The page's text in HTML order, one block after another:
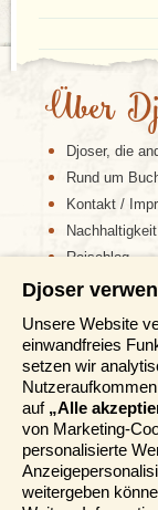
Über
Djoser, die
Rund um
Kontakt /
Reiseblog
Reisemessen
Häufig
AGB
Formblatt
Datenschutz
Djoser
Unsere Website
einwandfreies
setzen wir
auf „Alle
von Marketing-
personalisierte
weitergeben